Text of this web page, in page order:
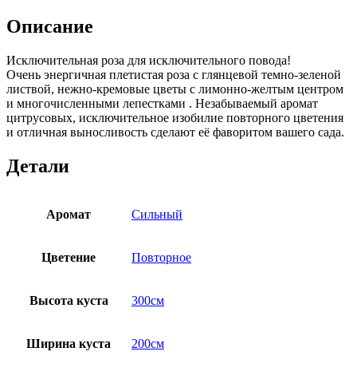
Описание
Исключительная роза для исключительного повода!
Очень энергичная плетистая роза с глянцевой темно-зеленой
листвой, нежно-кремовые цветы с лимонно-желтым центром
и многочисленными лепестками . Незабываемый аромат
цитрусовых, исключительное изобилие повторного цветения
и отличная выносливость сделают её фаворитом вашего сада.
Детали
Аромат Сильный
Цветение Повторное
Высота куста 300см
Ширина куста 200см